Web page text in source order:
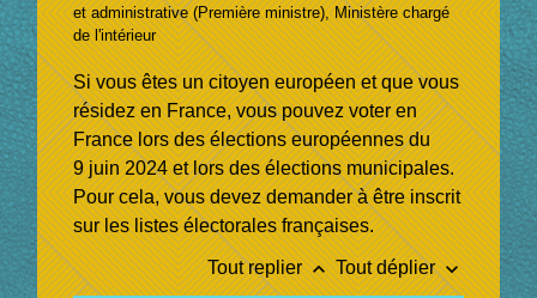
et administrative (Première ministre), Ministère chargé
de l'intérieur
Si vous êtes un citoyen européen et que vous
résidez en France, vous pouvez voter en
France lors des élections européennes du
9 juin 2024 et lors des élections municipales.
Pour cela, vous devez demander à être inscrit
sur les listes électorales françaises.
Tout replierkeyboard_arrow_up Tout déplierkeyboard_arrow_down